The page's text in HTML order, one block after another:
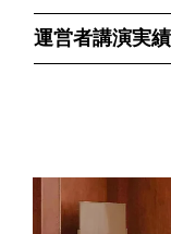
運営者講演実績